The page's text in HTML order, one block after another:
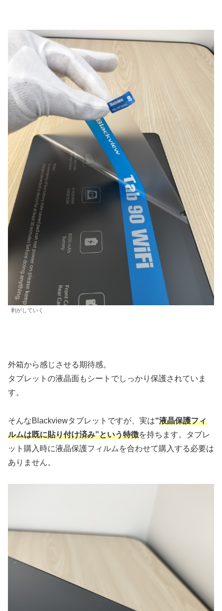
剥がしていく
外箱から感じさせる期待感。
タブレットの液晶面もシートでしっかり保護されていま
す。
そんなBlackviewタブレットですが、実は“液晶保護フィ
ルムは既に貼り付け済み”という特徴を持ちます。タブレ
ット購入時に液晶保護フィルムを合わせて購入する必要は
ありません。